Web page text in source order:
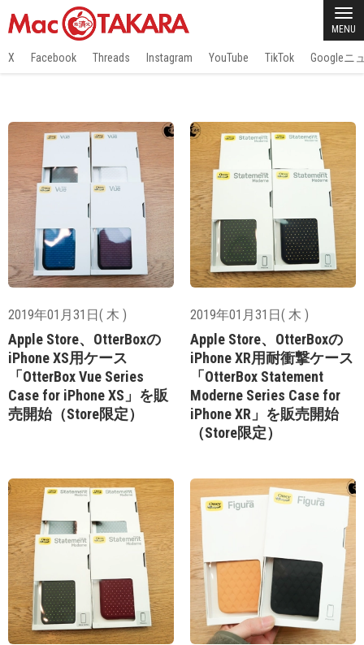
MENU
X Facebook Threads Instagram YouTube TikTok Googleニ
2019年01月31日( 木 )
Apple Store、OtterBoxの
iPhone XS用ケース
「OtterBox Vue Series
Case for iPhone XS」を販
売開始（Store限定）
2019年01月31日( 木 )
Apple Store、OtterBoxの
iPhone XR用耐衝撃ケース
「OtterBox Statement
Moderne Series Case for
iPhone XR」を販売開始
（Store限定）